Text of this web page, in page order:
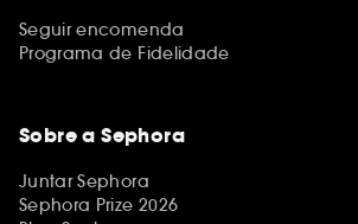
Seguir encomenda
Programa de Fidelidade
Sobre a Sephora
Juntar Sephora
Sephora Prize 2026